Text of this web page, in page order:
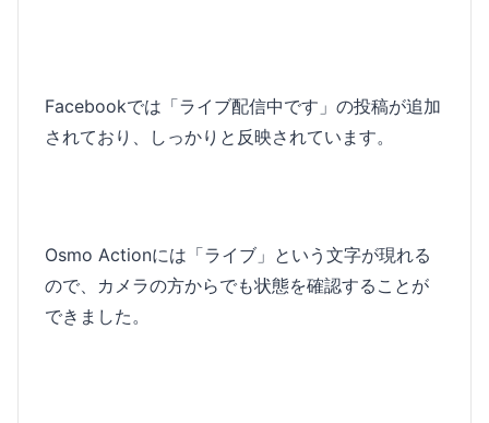
Facebookでは「ライブ配信中です」の投稿が追加
されており、しっかりと反映されています。
Osmo Actionには「ライブ」という文字が現れる
ので、カメラの方からでも状態を確認することが
できました。